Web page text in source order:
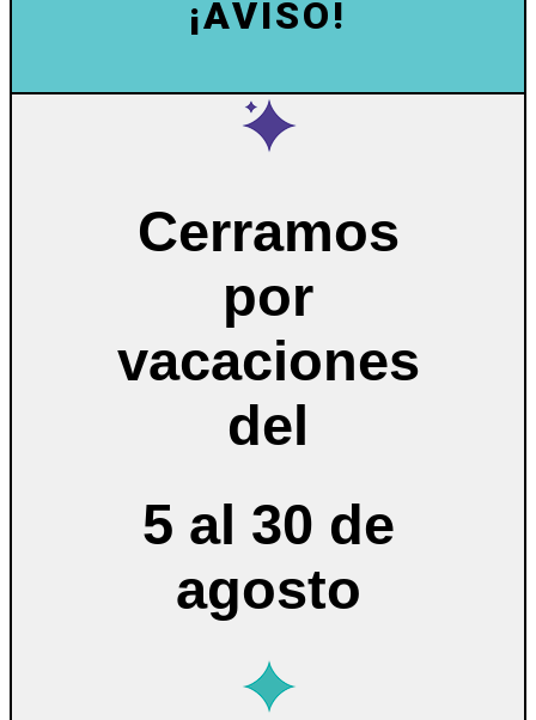
¡AVISO!
Cerramos
por
vacaciones
del
5 al 30 de
agosto